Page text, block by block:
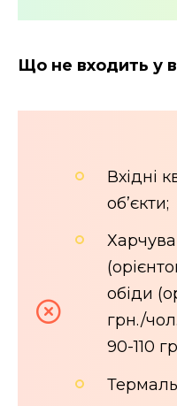
Що не входить у
Вхідні
об’єкти;
обіди
грн./
90-110